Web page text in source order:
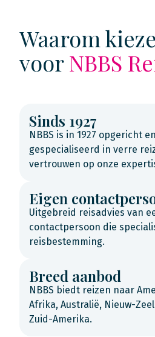
Waarom
voorNBBS
Sinds 1927
NBBS is in 1927 opgericht
gespecialiseerd in verre
vertrouwen op onze
Eigen
Uitgebreid reisadvies van
contactpersoon die
reisbestemming.
Breed aanbod
NBBS biedt reizen naar
Afrika, Australië, Nieuw-
Zuid-Amerika.